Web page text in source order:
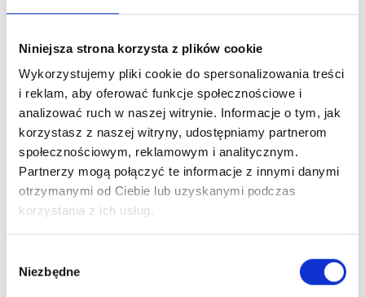
Niniejsza strona korzysta z plików cookie
Wykorzystujemy pliki cookie do spersonalizowania treści
i reklam, aby oferować funkcje społecznościowe i
analizować ruch w naszej witrynie. Informacje o tym, jak
korzystasz z naszej witryny, udostępniamy partnerom
społecznościowym, reklamowym i analitycznym.
Partnerzy mogą połączyć te informacje z innymi danymi
otrzymanymi od Ciebie lub uzyskanymi podczas
korzystania z ich usług.
zgody
Niezbędne
ZAPACHY DLA MĘŻCZYZN
Zaloguj się, aby zobaczyć cenę
VERSACE EROS FLAME MAN EDP 100ML + EDP 10ML +
KOSMETYCZKA